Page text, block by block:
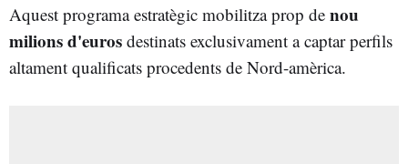
Aquest programa estratègic mobilitza prop de nou
milions d'euros destinats exclusivament a captar perfils
altament qualificats procedents de Nord-amèrica.